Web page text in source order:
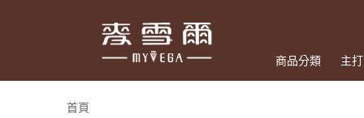
商品分類 主
首頁